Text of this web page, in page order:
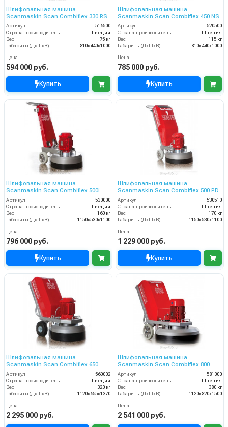
Шлифовальная машина
Scanmaskin Scan Combiflex 330 RS
Артикул
516500
Страна-производитель
Швеция
Вес
75 кг
Габариты (ДхШхВ)
810х440х1000
Цена
594 000 руб.
Купить
Шлифовальная машина
Scanmaskin Scan Combiflex 450 NS
Артикул
520500
Страна-производитель
Швеция
Вес
115 кг
Габариты (ДхШхВ)
810х440х1000
Цена
785 000 руб.
Купить
Шлифовальная машина
Scanmaskin Scan Combiflex 500i
Артикул
530000
Страна-производитель
Швеция
Вес
160 кг
Габариты (ДхШхВ)
1150х530х1100
Цена
796 000 руб.
Купить
Шлифовальная машина
Scanmaskin Scan Combiflex 500 PD
Артикул
530510
Страна-производитель
Швеция
Вес
170 кг
Габариты (ДхШхВ)
1150х530х1100
Цена
1 229 000 руб.
Купить
Шлифовальная машина
Scanmaskin Scan Combiflex 650
Артикул
560002
Страна-производитель
Швеция
Вес
320 кг
Габариты (ДхШхВ)
1120х655х1370
Цена
2 295 000 руб.
Шлифовальная машина
Scanmaskin Scan Combiflex 800
Артикул
581000
Страна-производитель
Швеция
Вес
380 кг
Габариты (ДхШхВ)
1120х820х1500
Цена
2 541 000 руб.